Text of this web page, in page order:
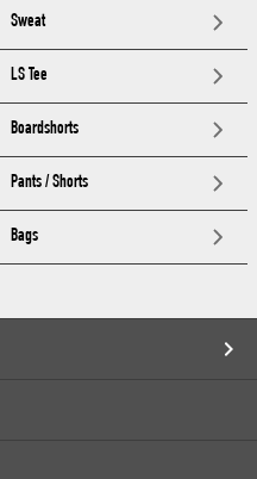
Sweat
LS Tee
Boardshorts
Pants / Shorts
Bags